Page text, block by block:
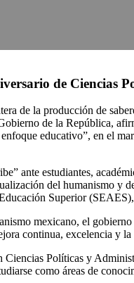
de Ciencias
de la producción de
de la República,
educativo”, en el
ante estudiantes,
del humanismo y
Superior
mexicano, el
continua, excelencia y
Ciencias Políticas y
como áreas de